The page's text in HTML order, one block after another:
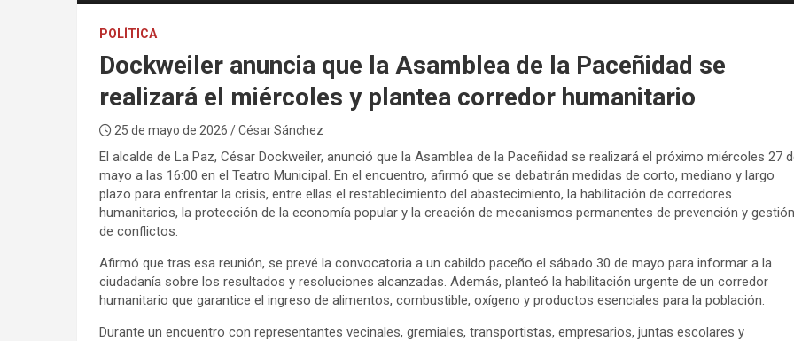
POLÍTICA
Dockweiler anuncia que la Asamblea de la Paceñidad se
realizará el miércoles y plantea corredor humanitario
25 de mayo de 2026 / César Sánchez
El alcalde de La Paz, César Dockweiler, anunció que la Asamblea de la Paceñidad se realizará el próximo miércoles 27
mayo a las 16:00 en el Teatro Municipal. En el encuentro, afirmó que se debatirán medidas de corto, mediano y largo
plazo para enfrentar la crisis, entre ellas el restablecimiento del abastecimiento, la habilitación de corredores
humanitarios, la protección de la economía popular y la creación de mecanismos permanentes de prevención y gestión
de conflictos.
Afirmó que tras esa reunión, se prevé la convocatoria a un cabildo paceño el sábado 30 de mayo para informar a la
ciudadanía sobre los resultados y resoluciones alcanzadas. Además, planteó la habilitación urgente de un corredor
humanitario que garantice el ingreso de alimentos, combustible, oxígeno y productos esenciales para la población.
Durante un encuentro con representantes vecinales, gremiales, transportistas, empresarios, juntas escolares y